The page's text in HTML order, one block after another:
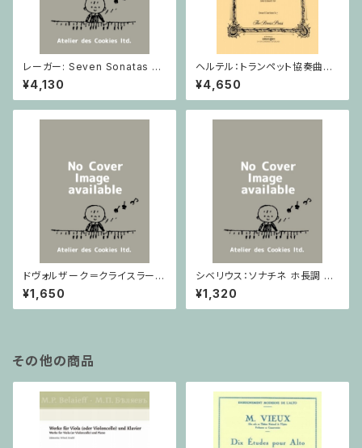
レーガー: Seven Sonatas o
p. 91 Heft 2 / ヴァイオリン
¥4,130
ヘルテル：トランペット協奏曲第1
番 変ホ長調/トランペット・ピア
ノ
¥4,650
ドヴォルザーク＝クライスラー：
スラヴ幻想曲 ロ短調 from Op.
55-4, Op.75 / ヴァイオリンと
ピアノ
¥1,650
シベリウス：ソナチネ ホ長調 O
p.80 / ヴァイオリンとピアノ
¥1,320
その他の商品